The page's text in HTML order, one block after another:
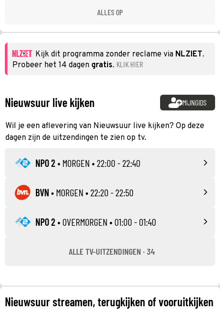
ALLES OP
Kijk dit programma zonder reclame via NLZIET.
Probeer het 14 dagen gratis. KLIK HIER
Nieuwsuur live kijken MIJNGIDS
Wil je een aflevering van Nieuwsuur live kijken? Op deze
dagen zijn de uitzendingen te zien op tv.
NPO 2 • MORGEN • 22:00 - 22:40
BVN • MORGEN • 22:20 - 22:50
NPO 2 • OVERMORGEN • 01:00 - 01:40
ALLE TV-UITZENDINGEN · 34
Nieuwsuur streamen, terugkijken of vooruitkijken